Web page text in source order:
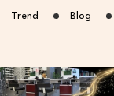
Trend Blog